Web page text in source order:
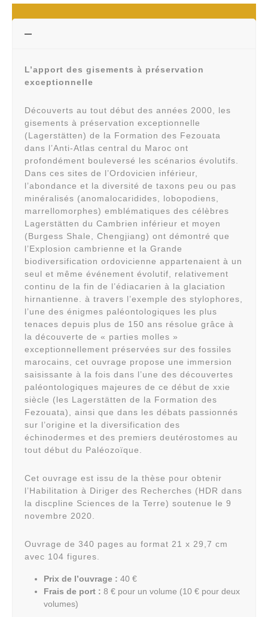
L’apport des gisements à préservation
exceptionnelle
Découverts au tout début des années 2000, les
gisements à préservation exceptionnelle
(Lagerstätten) de la Formation des Fezouata
dans l’Anti-Atlas central du Maroc ont
profondément bouleversé les scénarios évolutifs.
Dans ces sites de l’Ordovicien inférieur,
l’abondance et la diversité de taxons peu ou pas
minéralisés (anomalocaridides, lobopodiens,
marrellomorphes) emblématiques des célèbres
Lagerstätten du Cambrien inférieur et moyen
(Burgess Shale, Chengjiang) ont démontré que
l’Explosion cambrienne et la Grande
biodiversification ordovicienne appartenaient à un
seul et même événement évolutif, relativement
continu de la fin de l’édiacarien à la glaciation
hirnantienne. à travers l’exemple des stylophores,
l’une des énigmes paléontologiques les plus
tenaces depuis plus de 150 ans résolue grâce à
la découverte de « parties molles »
exceptionnellement préservées sur des fossiles
marocains, cet ouvrage propose une immersion
saisissante à la fois dans l’une des découvertes
paléontologiques majeures de ce début de xxie
siècle (les Lagerstätten de la Formation des
Fezouata), ainsi que dans les débats passionnés
sur l’origine et la diversification des
échinodermes et des premiers deutérostomes au
tout début du Paléozoïque.
Cet ouvrage est issu de la thèse pour obtenir
l’Habilitation à Diriger des Recherches (HDR dans
la discpline Sciences de la Terre) soutenue le 9
novembre 2020.
Ouvrage de 340 pages au format 21 x 29,7 cm
avec 104 figures.
Prix de l’ouvrage : 40 €
Frais de port : 8 € pour un volume (10 € pour deux
volumes)